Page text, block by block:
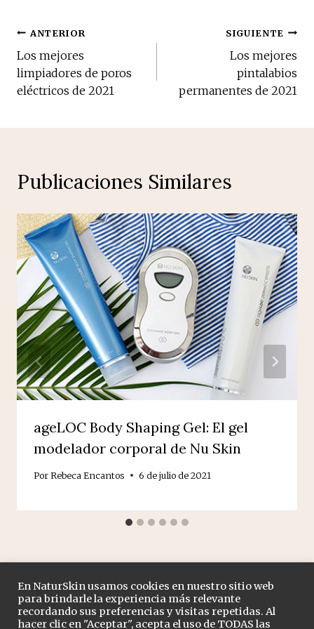
Navegación
de
entradas
ANTERIOR
Los mejores
limpiadores de poros
eléctricos de 2021
SIGUIENTE
Los mejores
pintalabios
permanentes de 2021
Publicaciones Similares
ageLOC Body Shaping Gel: El gel
modelador corporal de Nu Skin
PorRebeca Encantos 6 de julio de 2021
Tienda Nuestros productos Blog Contacto
En NaturSkin usamos cookies en nuestro sitio web
para brindarle la experiencia más relevante
recordando sus preferencias y visitas repetidas. Al
hacer clic en "Aceptar", acepta el uso de TODAS las